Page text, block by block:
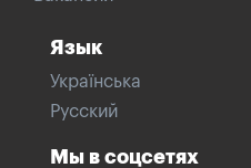
Язык
Українська
Русский
Мы в соцсетях